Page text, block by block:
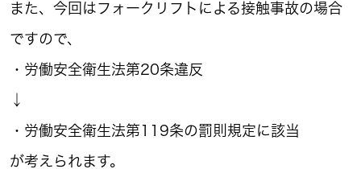
また、今回はフォークリフトによる接触事故の場合
ですので、
・労働安全衛生法第20条違反
↓
・労働安全衛生法第119条の罰則規定に該当
が考えられます。